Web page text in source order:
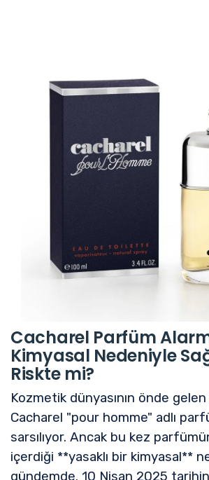
Cacharel Parfüm
Kimyasal Nedeniyle
Riskte mi?
Kozmetik dünyasının önde gelen
Cacharel "pour homme" adlı
sarsılıyor. Ancak bu kez
içerdiği **yasaklı bir kimyasal**
gündemde. 10 Nisan 2025